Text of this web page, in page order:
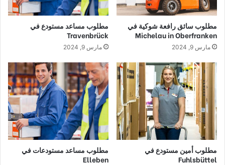
مطلوب سائق رافعة شوكية في
Michelau in Oberfranken
مارس 9, 2024
مطلوب مساعد مستودع في
Travenbrück
مارس 9, 2024
مطلوب أمين مستودع في
Fuhlsbüttel
مطلوب مساعد مستودعات في
Elleben